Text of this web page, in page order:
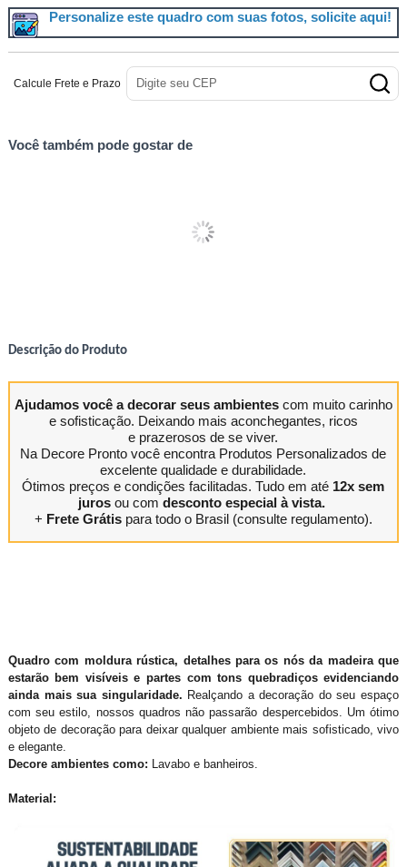
Personalize este quadro com suas fotos, solicite aqui!
Calcule Frete e Prazo
Você também pode gostar de
Descrição do Produto
Ajudamos você a decorar seus ambientescom muito carinho
e sofisticação. Deixando mais aconchegantes, ricos
e prazerosos de se viver.
Na Decore Pronto você encontra Produtos Personalizados de
excelente qualidade e durabilidade.
Ótimos preços e condições facilitadas. Tudo em até 12x sem
jurosou com desconto especial à vista.
+ Frete Grátispara todo o Brasil (consulte regulamento).
Quadro com moldura rústica, detalhes para os nós da madeira que
estarão bem visíveis e partes com tons quebradiços evidenciando
ainda mais sua singularidade. Realçando a decoração do seu espaço
com seu estilo, nossos quadros não passarão despercebidos. Um ótimo
objeto de decoração para deixar qualquer ambiente mais sofisticado, vivo
e elegante.
Decore ambientes como: Lavabo e banheiros.
Material: